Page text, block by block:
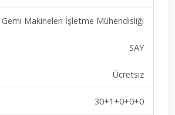
Gemi Makineleri İşletme Mühendisliği
SAY
Ücretsiz
30+1+0+0+0